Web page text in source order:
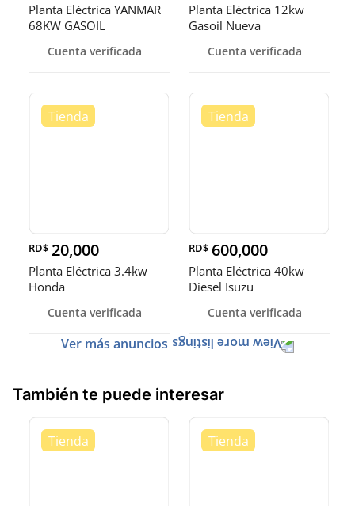
Planta Eléctrica YANMAR
68KW GASOIL
Cuenta verificada
Planta Eléctrica 12kw
Gasoil Nueva
Cuenta verificada
RD$ 20,000
Planta Eléctrica 3.4kw
Honda
Cuenta verificada
RD$ 600,000
Planta Eléctrica 40kw
Diesel Isuzu
Cuenta verificada
Ver más anuncios
También te puede interesar